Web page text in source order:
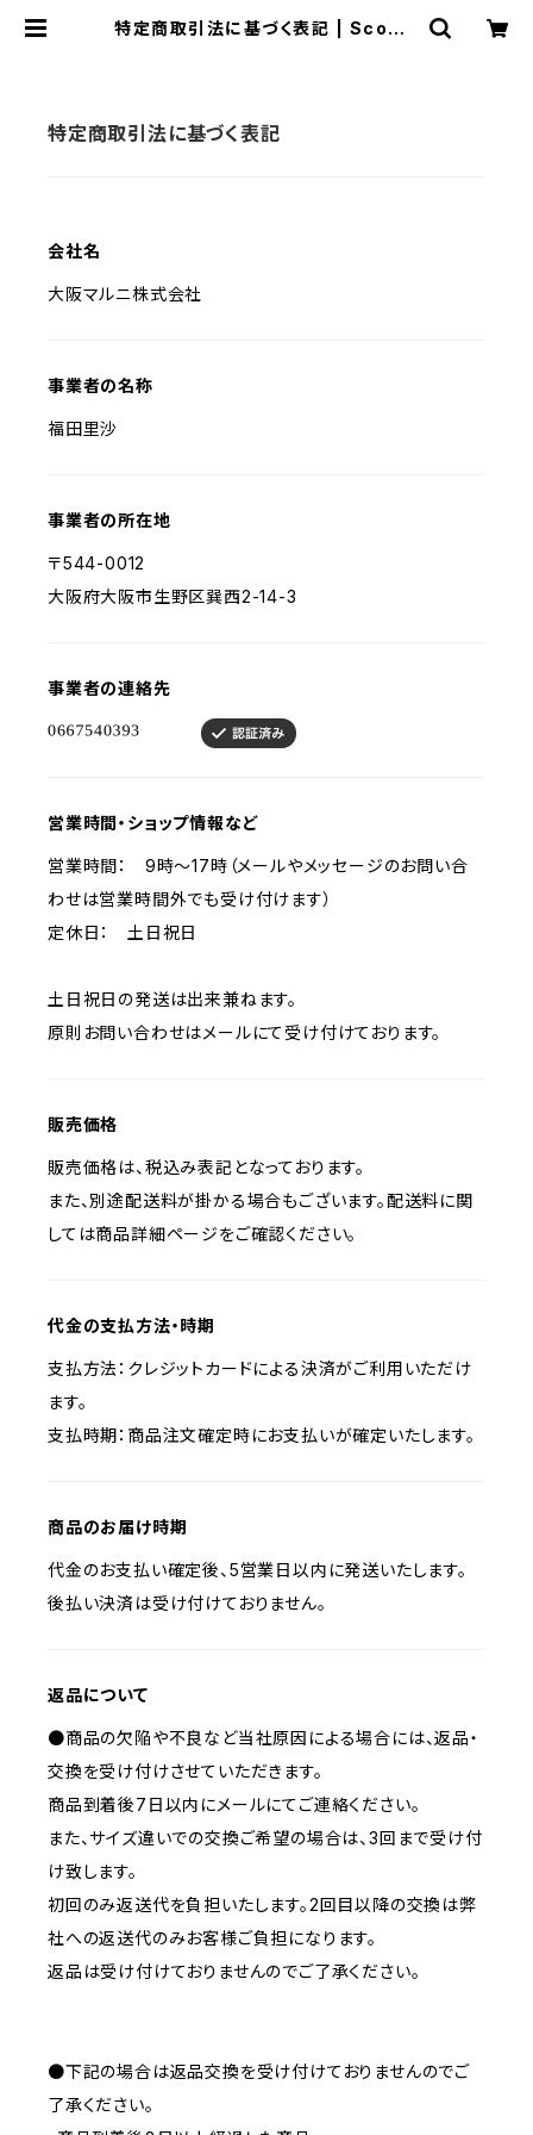
特定商取引法に基づく表記 | Scoozi
特定商取引法に基づく表記
会社名
大阪マルニ株式会社
事業者の名称
福田里沙
事業者の所在地
〒544-0012
大阪府大阪市生野区巽西2-14-3
事業者の連絡先
営業時間・ショップ情報など
営業時間： 9時～17時（メールやメッセージのお問い合
わせは営業時間外でも受け付けます）
定休日： 土日祝日
土日祝日の発送は出来兼ねます。
原則お問い合わせはメールにて受け付けております。
販売価格
販売価格は、税込み表記となっております。
また、別途配送料が掛かる場合もございます。配送料に関
しては商品詳細ページをご確認ください。
代金の支払方法・時期
支払方法：クレジットカードによる決済がご利用いただけ
ます。
支払時期：商品注文確定時にお支払いが確定いたします。
商品のお届け時期
代金のお支払い確定後、5営業日以内に発送いたします。
後払い決済は受け付けておりません。
返品について
●商品の欠陥や不良など当社原因による場合には、返品・
交換を受け付けさせていただきます。
商品到着後7日以内にメールにてご連絡ください。
また、サイズ違いでの交換ご希望の場合は、3回まで受け付
け致します。
初回のみ返送代を負担いたします。2回目以降の交換は弊
社への返送代のみお客様ご負担になります。
返品は受け付けておりませんのでご了承ください。
●下記の場合は返品交換を受け付けておりませんのでご
了承ください。